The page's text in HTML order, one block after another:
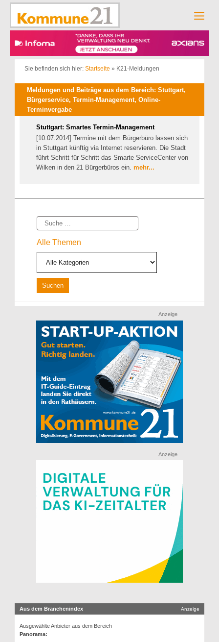
Zum
springen
Sie befinden sich hier: Startseite » K21-Meldungen
Meldungen und Beiträge aus dem Bereich: Stuttgart,
Bürgerservice, Termin-Management, Online-
Terminvergabe
Stuttgart: Smartes Termin-Management
[10.07.2014] Termine mit dem Bürgerbüro lassen sich
in Stuttgart künftig via Internet reservieren. Die Stadt
führt Schritt für Schritt das Smarte ServiceCenter von
Wilken in den 21 Bürgerbüros ein. mehr...
Suche
Alle Themen
Anzeige
Anzeige
Aus dem Branchenindex Anzeige
Ausgewählte Anbieter aus dem Bereich
Panorama: